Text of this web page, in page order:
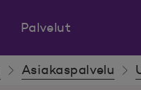
Palvelut
Asiakaspalvelu